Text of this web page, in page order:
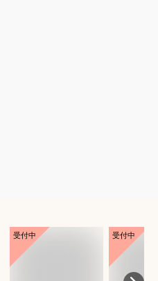
受付中 受付中